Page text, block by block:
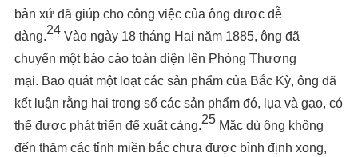
bản xứ đã giúp cho công việc của ông được dễ
dàng.24 Vào ngày 18 tháng Hai năm 1885, ông đã
chuyển một báo cáo toàn diện lên Phòng Thương
mại. Bao quát một loạt các sản phẩm của Bắc Kỳ, ông đã
kết luận rằng hai trong số các sản phẩm đó, lụa và gạo, có
thể được phát triển để xuất cảng.25 Mặc dù ông không
đến thăm các tỉnh miền bắc chưa được bình định xong,